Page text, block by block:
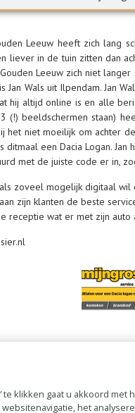
Leeuw heeft zich lang
liever in de tuin zitten dan
Leeuw zich niet
Jan Wals uit Ilpendam. Jan
hij altijd online is en alle
(!) beeldschermen staan)
het niet moeilijk om achter
ditmaal een Dacia Logan.
met de juiste code er in,
zoveel mogelijk digitaal
zijn klanten de beste
receptie wat er met zijn
te klikken gaat u akkoord met
het